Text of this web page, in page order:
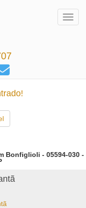
Bonfiglioli - 05594-030 -